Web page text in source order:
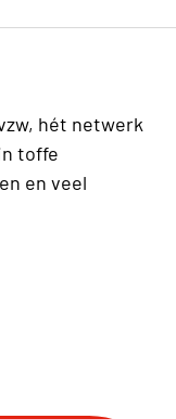
hét netwerk
toffe
en veel